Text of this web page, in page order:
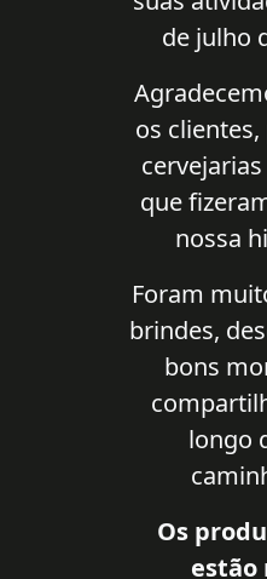
de julho
os
que
nossa
Foram
brindes,
bons
longo
Os
estão